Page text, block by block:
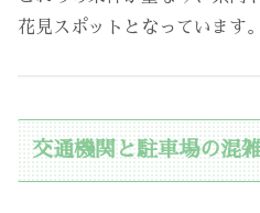
花見スポットとなっています。
交通機関と駐車場の混